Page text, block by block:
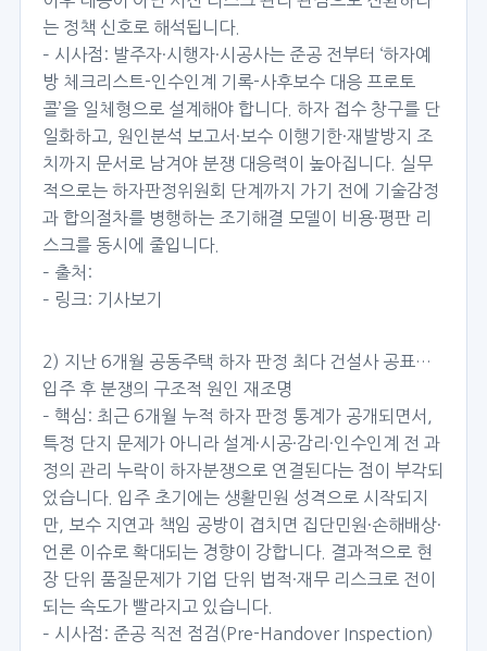
는 정책 신호로 해석됩니다.
– 시사점: 발주자·시행자·시공사는 준공 전부터 ‘하자예
방 체크리스트-인수인계 기록-사후보수 대응 프로토
콜’을 일체형으로 설계해야 합니다. 하자 접수 창구를 단
일화하고, 원인분석 보고서·보수 이행기한·재발방지 조
치까지 문서로 남겨야 분쟁 대응력이 높아집니다. 실무
적으로는 하자판정위원회 단계까지 가기 전에 기술감정
과 합의절차를 병행하는 조기해결 모델이 비용·평판 리
스크를 동시에 줄입니다.
– 출처:
– 링크: 기사보기
2) 지난 6개월 공동주택 하자 판정 최다 건설사 공표…
입주 후 분쟁의 구조적 원인 재조명
– 핵심: 최근 6개월 누적 하자 판정 통계가 공개되면서,
특정 단지 문제가 아니라 설계·시공·감리·인수인계 전 과
정의 관리 누락이 하자분쟁으로 연결된다는 점이 부각되
었습니다. 입주 초기에는 생활민원 성격으로 시작되지
만, 보수 지연과 책임 공방이 겹치면 집단민원·손해배상·
언론 이슈로 확대되는 경향이 강합니다. 결과적으로 현
장 단위 품질문제가 기업 단위 법적·재무 리스크로 전이
되는 속도가 빨라지고 있습니다.
– 시사점: 준공 직전 점검(Pre-Handover Inspection)